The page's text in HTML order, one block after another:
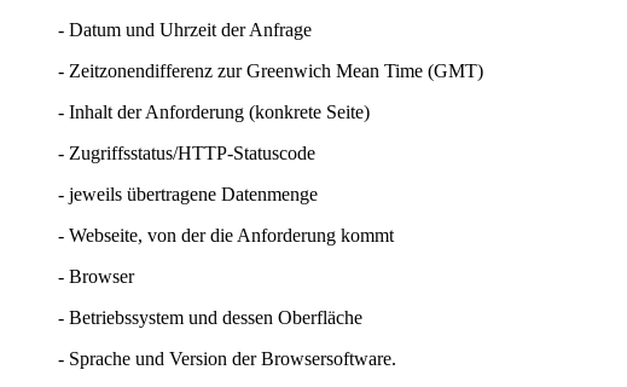
- Datum und Uhrzeit der Anfrage
- Zeitzonendifferenz zur Greenwich Mean Time (GMT)
- Inhalt der Anforderung (konkrete Seite)
- Zugriffsstatus/HTTP-Statuscode
- jeweils übertragene Datenmenge
- Webseite, von der die Anforderung kommt
- Browser
- Betriebssystem und dessen Oberfläche
- Sprache und Version der Browsersoftware.